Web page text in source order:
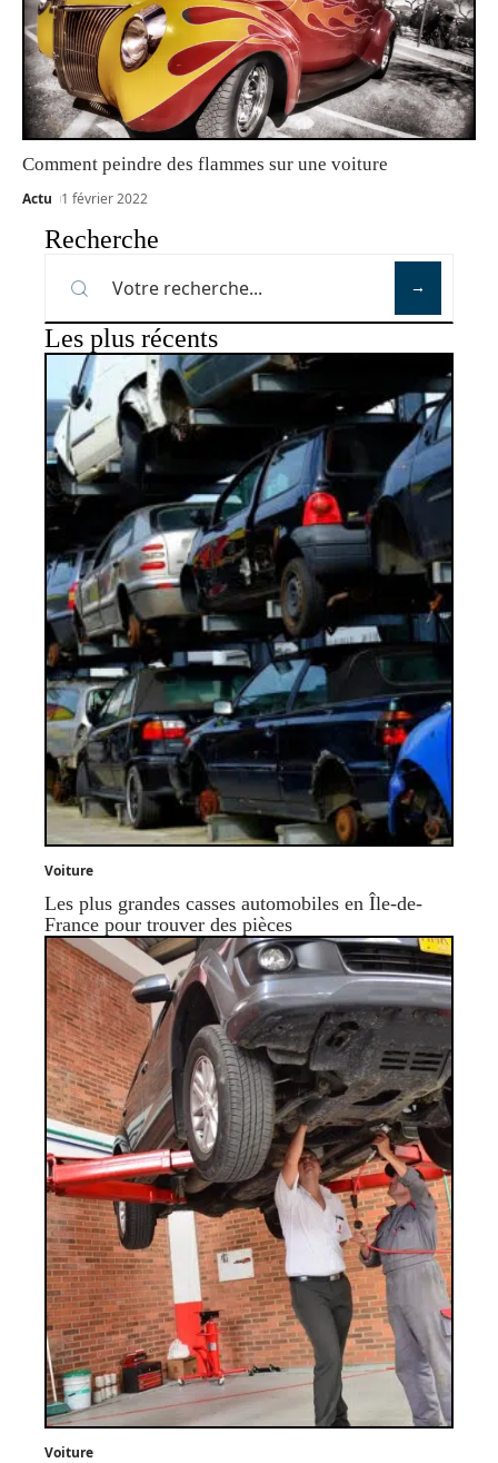
Comment peindre des flammes sur une voiture
Actu 1 février 2022
Recherche
Les plus récents
Voiture
Les plus grandes casses automobiles en Île-de-
France pour trouver des pièces
Voiture